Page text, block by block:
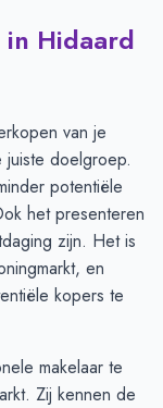
in Hidaard
van je
doelgroep.
potentiële
het presenteren
zijn. Het is
en
kopers te
makelaar te
Zij kennen de